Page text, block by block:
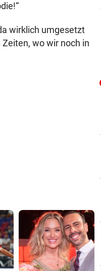
wirklich umgesetzt
wo wir noch in